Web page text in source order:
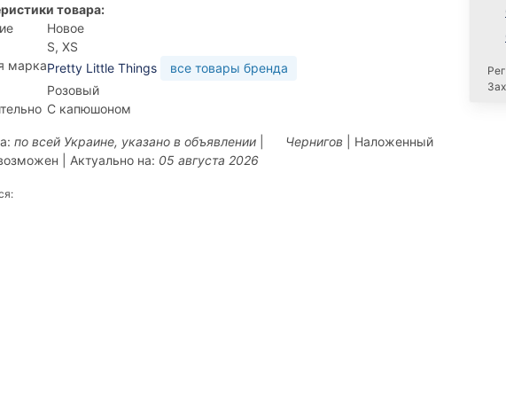
товара:
Новое
S, XS
маркаPretty Little Things
все товары бренда
Розовый
С капюшоном
по всей Украине, указано в объявлении Чернигов | Наложенный
| Актуально на: 05 августа 2026